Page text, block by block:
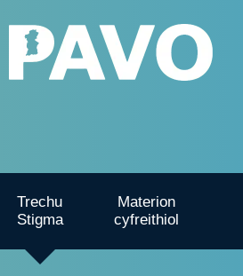
Trechu
Stigma
Materion
cyfreithiol